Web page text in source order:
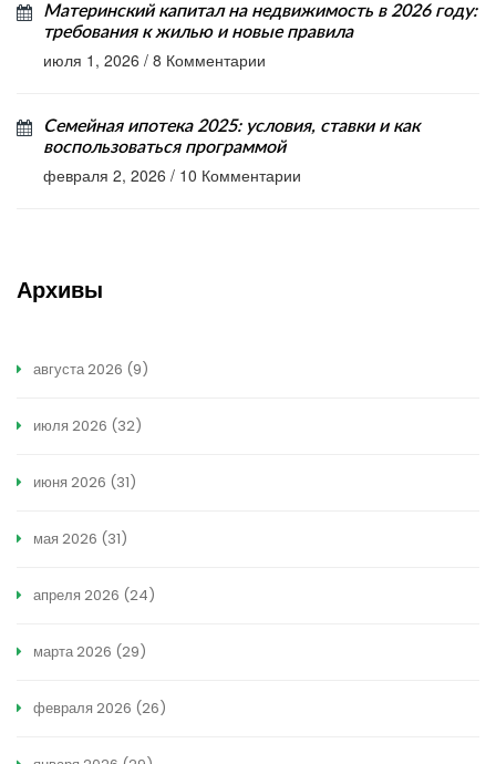
Материнский капитал на недвижимость в 2026 году:
требования к жилью и новые правила
июля 1, 2026 / 8 Комментарии
Семейная ипотека 2025: условия, ставки и как
воспользоваться программой
февраля 2, 2026 / 10 Комментарии
Архивы
августа 2026 (9)
июля 2026 (32)
июня 2026 (31)
мая 2026 (31)
апреля 2026 (24)
марта 2026 (29)
февраля 2026 (26)